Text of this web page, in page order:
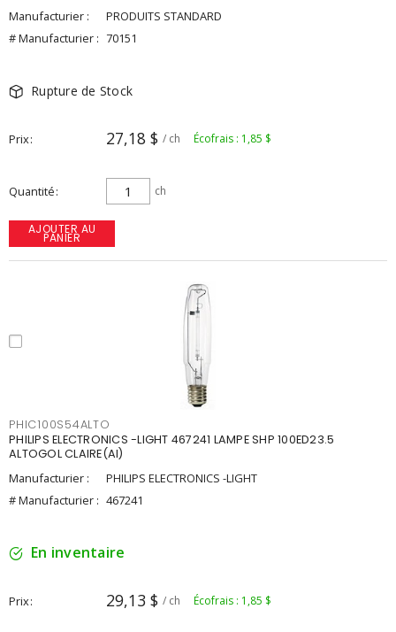
Manufacturier :
PRODUITS STANDARD
# Manufacturier : 70151
Rupture de Stock
Prix 27,18 $ / ch Écofrais : 1,85 $
Quantité ch
AJOUTER AU
PANIER
PHIC100S54ALTO
PHILIPS ELECTRONICS -LIGHT 467241 LAMPE SHP 100ED23.5
ALTOGOL CLAIRE(AI)
Manufacturier :
PHILIPS ELECTRONICS -LIGHT
# Manufacturier : 467241
En inventaire
Prix 29,13 $ / ch Écofrais : 1,85 $